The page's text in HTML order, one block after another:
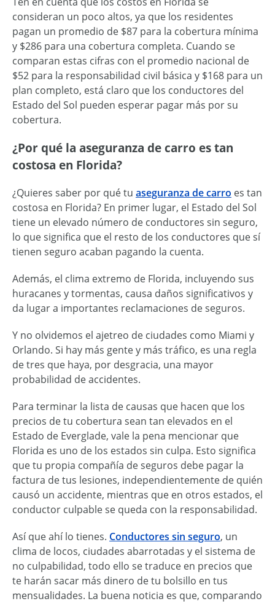
consideran un poco altos, ya que los residentes
pagan un promedio de $87 para la cobertura mínima
y $286 para una cobertura completa. Cuando se
comparan estas cifras con el promedio nacional de
$52 para la responsabilidad civil básica y $168 para un
plan completo, está claro que los conductores del
Estado del Sol pueden esperar pagar más por su
cobertura.
¿Por qué la aseguranza de carro es tan
costosa en Florida?
¿Quieres saber por qué tu aseguranza de carro es tan
costosa en Florida? En primer lugar, el Estado del Sol
tiene un elevado número de conductores sin seguro,
lo que significa que el resto de los conductores que sí
tienen seguro acaban pagando la cuenta.
Además, el clima extremo de Florida, incluyendo sus
huracanes y tormentas, causa daños significativos y
da lugar a importantes reclamaciones de seguros.
Y no olvidemos el ajetreo de ciudades como Miami y
Orlando. Si hay más gente y más tráfico, es una regla
de tres que haya, por desgracia, una mayor
probabilidad de accidentes.
Para terminar la lista de causas que hacen que los
precios de tu cobertura sean tan elevados en el
Estado de Everglade, vale la pena mencionar que
Florida es uno de los estados sin culpa. Esto significa
que tu propia compañía de seguros debe pagar la
factura de tus lesiones, independientemente de quién
causó un accidente, mientras que en otros estados, el
conductor culpable se queda con la responsabilidad.
Así que ahí lo tienes. Conductores sin seguro, un
clima de locos, ciudades abarrotadas y el sistema de
no culpabilidad, todo ello se traduce en precios que
te harán sacar más dinero de tu bolsillo en tus
mensualidades. La buena noticia es que, comparando